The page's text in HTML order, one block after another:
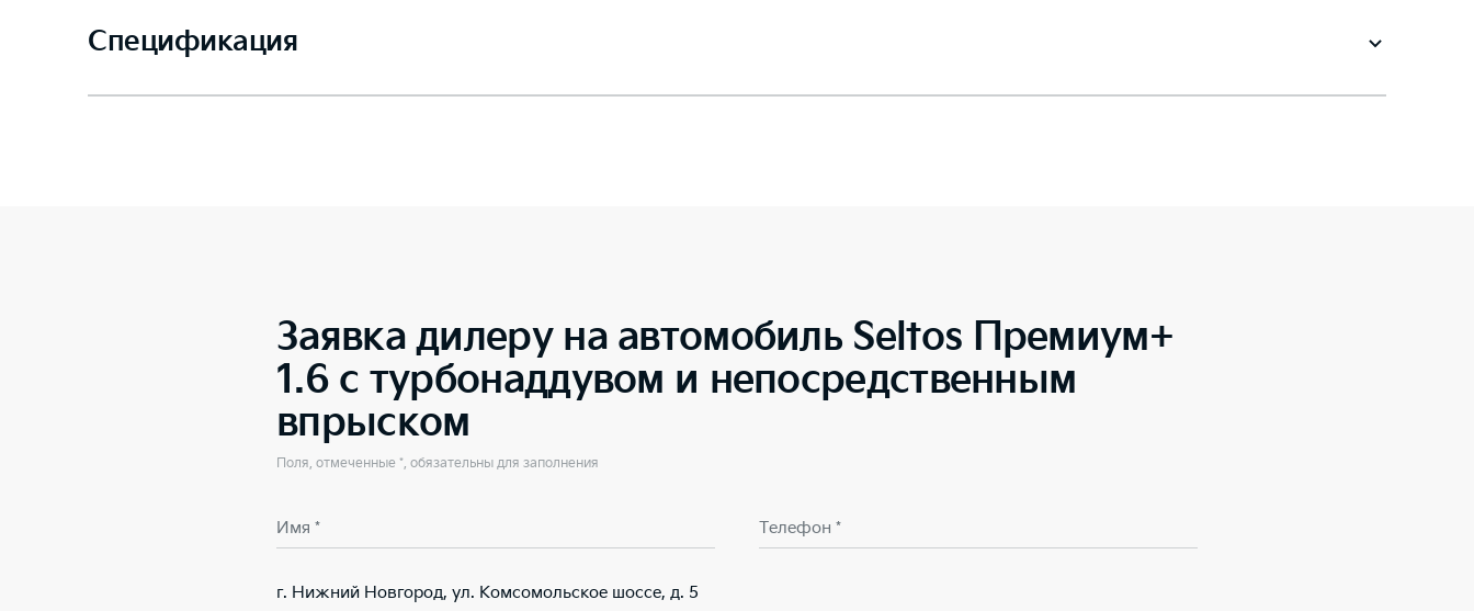
Спецификация
Заявка дилеру на автомобиль Seltos Премиум+
1.6 с турбонаддувом и непосредственным
впрыском
Поля, отмеченные *, обязательны для заполнения
Имя * Телефон *
г. Нижний Новгород, ул. Комсомольское шоссе, д. 5